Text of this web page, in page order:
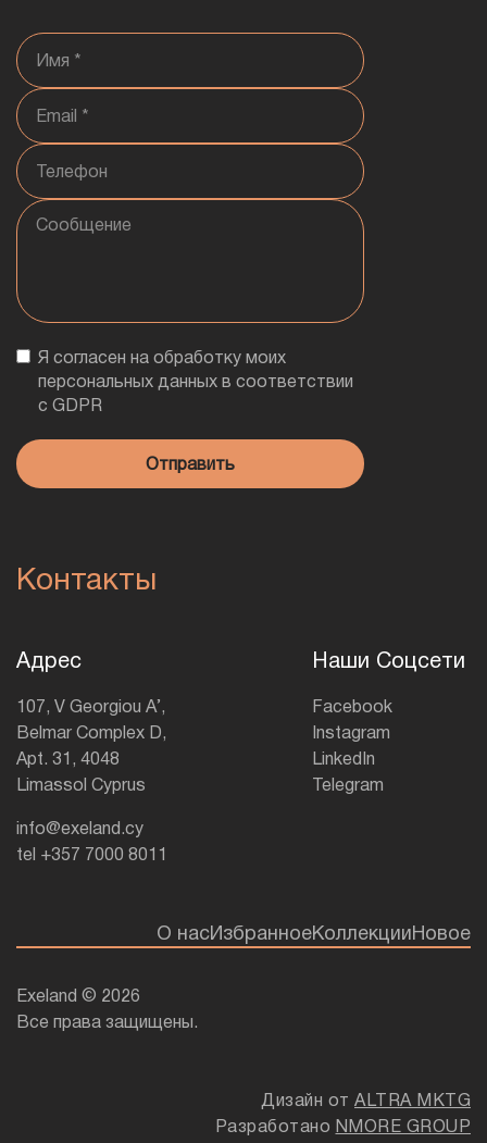
Я согласен на обработку моих
персональных данных в соответствии
с GDPR
Контакты
Адрес
107, V Georgiou A’,
Belmar Complex D,
Apt. 31, 4048
Limassol Cyprus
info@exeland.cy
tel +357 7000 8011
Наши Соцсети
Facebook
Instagram
LinkedIn
Telegram
О насИзбранноеКоллекцииНовое
Exeland © 2026
Все права защищены.
Дизайн от ALTRA MKTG
Разработано NMORE GROUP